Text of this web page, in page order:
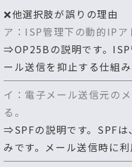
❌他選択肢が誤りの理由
ア：ISP管理下の動的IPア
⇒OP25Bの説明です。ISP
ール送信を抑止する仕組
イ：電子メール送信元の
る。
⇒SPFの説明です。SPFは
みです。メール送信時に